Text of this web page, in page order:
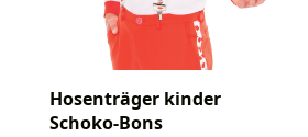
Hosenträger kinder
Schoko-Bons